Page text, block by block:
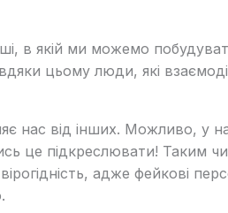
в якій ми можемо
цьому люди, які
нас від інших. Можливо, у
це підкреслювати! Таким
адже фейкові